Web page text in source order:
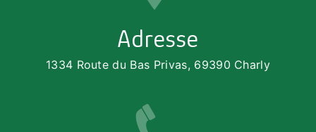
Adresse
1334 Route du Bas Privas, 69390 Charly